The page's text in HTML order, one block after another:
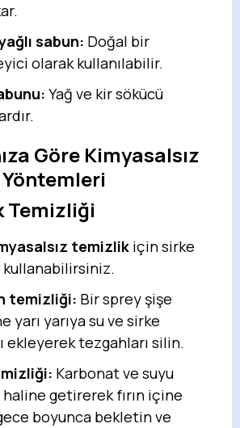
sabun: Doğal bir
olarak kullanılabilir.
Yağ ve kir sökücü
Göre Kimyasalsız
Temizliği
temizlik için sirke
temizliği: Bir sprey şişe
yarı yarıya su ve sirke
ekleyerek tezgahları silin.
Karbonat ve suyu
haline getirerek fırın içine
boyunca bekletin ve